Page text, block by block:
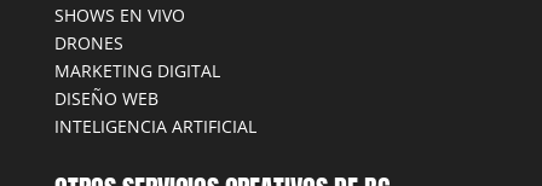
SHOWS EN VIVO
DRONES
MARKETING DIGITAL
DISEÑO WEB
INTELIGENCIA ARTIFICIAL